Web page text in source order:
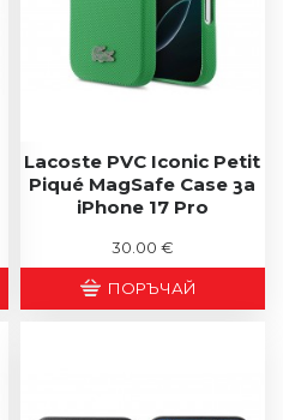
Lacoste PVC Iconic Petit
Piqué MagSafe Case за
iPhone 17 Pro
30.00 €
ПОРЪЧАЙ